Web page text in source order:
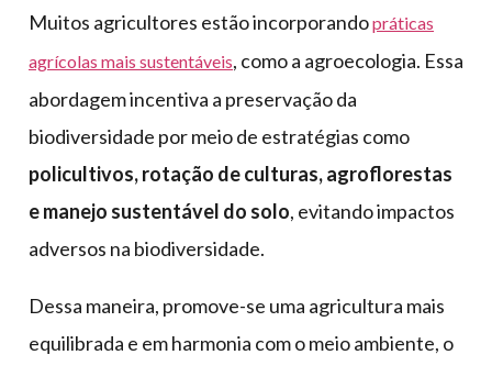
Muitos agricultores estão incorporandopráticas
agrícolas mais sustentáveis, como a agroecologia. Essa
abordagem incentiva a preservação da
biodiversidade por meio de estratégias como
policultivos, rotação de culturas, agroflorestas
e manejo sustentável do solo, evitando impactos
adversos na biodiversidade.
Dessa maneira, promove-se uma agricultura mais
equilibrada e em harmonia com o meio ambiente, o